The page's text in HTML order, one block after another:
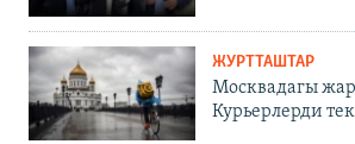
ЖУРТТАШТАР
Москвадагы
Курьерлерди